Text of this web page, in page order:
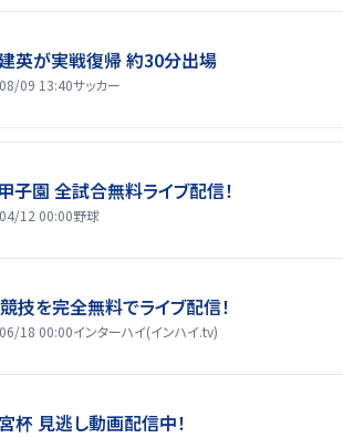
英が実戦復帰 約30分出場
09 13:40サッカー
子園 全試合無料ライブ配信！
12 00:00野球
技を完全無料でライブ配信！
18 00:00インターハイ(インハイ.tv)
杯 見逃し動画配信中！